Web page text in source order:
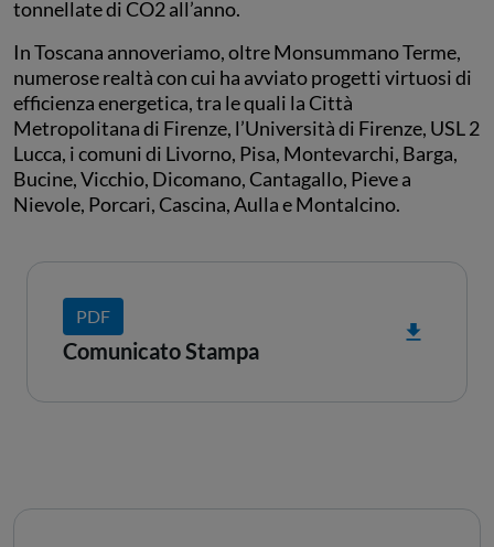
tonnellate di CO2 all’anno.
In Toscana annoveriamo, oltre Monsummano Terme,
numerose realtà con cui ha avviato progetti virtuosi di
efficienza energetica, tra le quali la Città
Metropolitana di Firenze, l’Università di Firenze, USL 2
Lucca, i comuni di Livorno, Pisa, Montevarchi, Barga,
Bucine, Vicchio, Dicomano, Cantagallo, Pieve a
Nievole, Porcari, Cascina, Aulla e Montalcino.
PDF
Comunicato Stampa